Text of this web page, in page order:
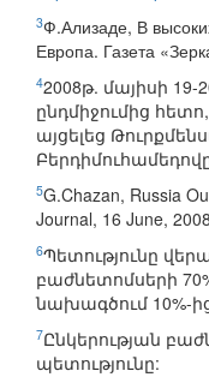
3Ф.Ализаде, В
Европа. Газета
42008թ. մայիսի
ընդմիջումից
այցելեց
5G.Chazan, Russia
Journal, 16 June,
6Պետությունը
բաժնետոմսերի
նախագծում 10%-
7Ընկերության
պետությունը: